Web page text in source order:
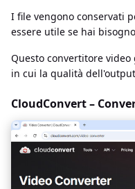
I file vengono conservati
essere utile se hai
Questo convertitore
in cui la qualità
CloudConvert –